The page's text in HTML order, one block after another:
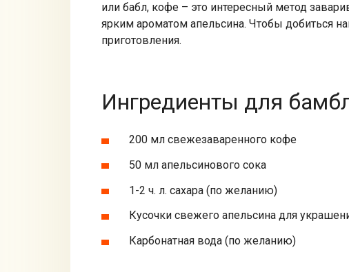
или бабл, кофе – это интересный метод
ярким ароматом апельсина. Чтобы добиться
приготовления.
Ингредиенты для
200 мл свежезаваренного кофе
50 мл апельсинового сока
1-2 ч. л. сахара (по желанию)
Кусочки свежего апельсина для
Карбонатная вода (по желанию)